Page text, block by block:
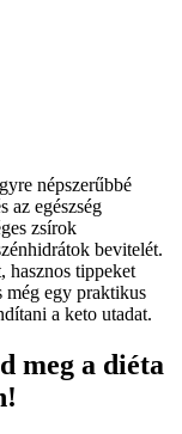
népszerűbbé
az egészség
zsírok
bevitelét.
hasznos tippeket
még egy praktikus
a keto utadat.
meg a diéta